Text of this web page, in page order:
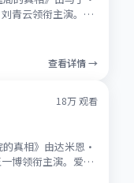
青云领衔主演。动
查看详情 →
★8.8
18万观看
真相》由达米恩·
博领衔主演。爱情